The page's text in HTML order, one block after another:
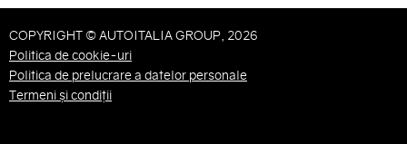
E
S
COPYRIGHT © AUTOITALIA GROUP, 2026
Politica de cookie-uri
Politica de prelucrare a datelor personale
Termeni și condiții